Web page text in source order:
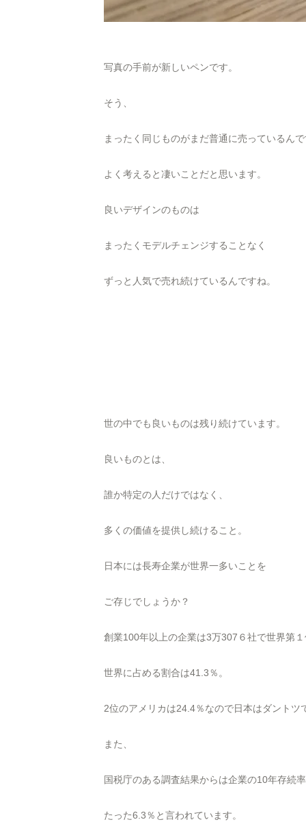
写真の手前が新しいペンです。
そう、
まったく同じものがまだ普通に売っているん
よく考えると凄いことだと思います。
良いデザインのものは
まったくモデルチェンジすることなく
ずっと人気で売れ続けているんですね。
世の中でも良いものは残り続けています。
良いものとは、
誰か特定の人だけではなく、
多くの価値を提供し続けること。
日本には長寿企業が世界一多いことを
ご存じでしょうか？
創業100年以上の企業は3万307６社で世界第
世界に占める割合は41.3％。
2位のアメリカは24.4％なので日本はダントツ
また、
国税庁のある調査結果からは企業の10年存続
たった6.3％と言われています。